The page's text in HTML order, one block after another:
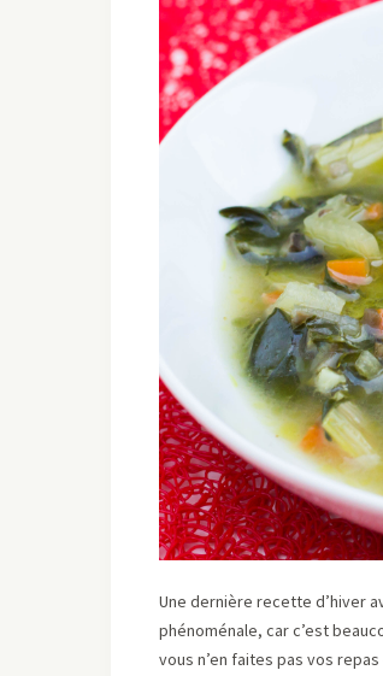
Une dernière recette d’hiver
phénoménale, car c’est
vous n’en faites pas vos